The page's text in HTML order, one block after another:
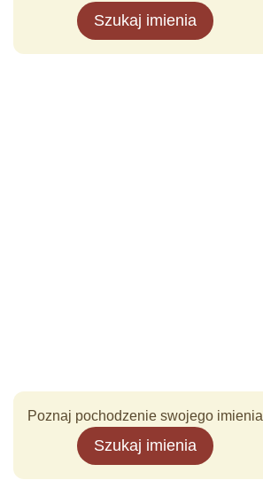
Szukaj imienia
Poznaj pochodzenie swojego imienia
Szukaj imienia